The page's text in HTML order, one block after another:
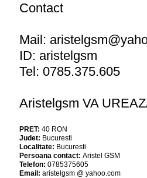
Contact
Mail:
ID: aristelgsm
Tel: 0785.375.605
Aristelgsm VA
PRET: 40 RON
Judet: Bucuresti
Localitate: Bucuresti
Persoana contact: Aristel GSM
Telefon: 0785375605
Email: aristelgsm @ yahoo.com